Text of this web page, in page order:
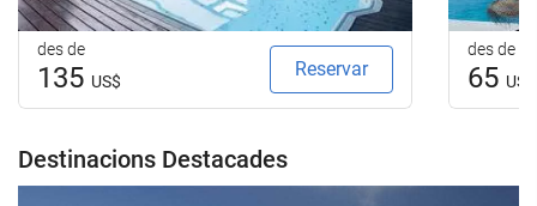
des de
135 US$
Reservar
des de
65 US$
Destinacions Destacades